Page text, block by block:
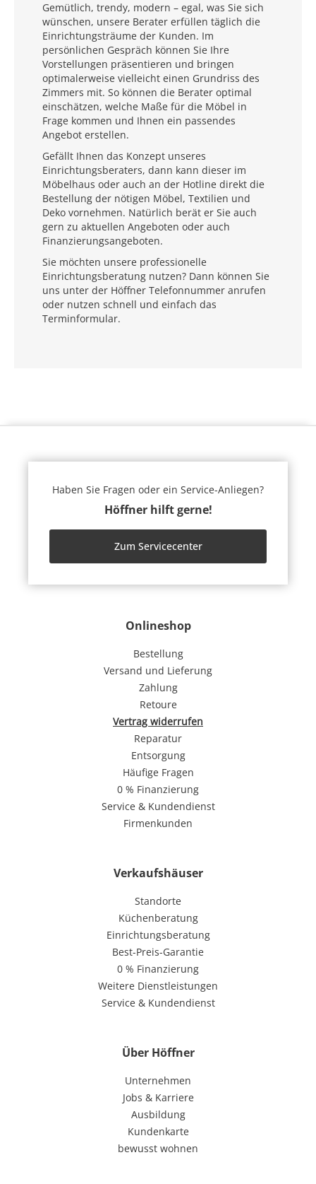
Gemütlich, trendy, modern – egal, was Sie sich
wünschen, unsere Berater erfüllen täglich die
Einrichtungsträume der Kunden. Im
persönlichen Gespräch können Sie Ihre
Vorstellungen präsentieren und bringen
optimalerweise vielleicht einen Grundriss des
Zimmers mit. So können die Berater optimal
einschätzen, welche Maße für die Möbel in
Frage kommen und Ihnen ein passendes
Angebot erstellen.
Gefällt Ihnen das Konzept unseres
Einrichtungsberaters, dann kann dieser im
Möbelhaus oder auch an der Hotline direkt die
Bestellung der nötigen Möbel, Textilien und
Deko vornehmen. Natürlich berät er Sie auch
gern zu aktuellen Angeboten oder auch
Finanzierungsangeboten.
Sie möchten unsere professionelle
Einrichtungsberatung nutzen? Dann können Sie
uns unter der Höffner Telefonnummer anrufen
oder nutzen schnell und einfach das
Terminformular.
Onlineshop
Bestellung
Versand und Lieferung
Zahlung
Retoure
Vertrag widerrufen
Reparatur
Entsorgung
Häufige Fragen
0 % Finanzierung
Service & Kundendienst
Firmenkunden
Verkaufshäuser
Standorte
Küchenberatung
Einrichtungsberatung
Best-Preis-Garantie
0 % Finanzierung
Weitere Dienstleistungen
Service & Kundendienst
Über Höffner
Unternehmen
Jobs & Karriere
Ausbildung
Kundenkarte
bewusst wohnen
Haben Sie Fragen oder ein Service-Anliegen?
Höffner hilft gerne!
Zum Servicecenter